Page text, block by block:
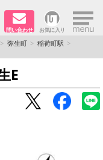
問い合わせ お気に入り ×
弥生町
稲荷町駅
E